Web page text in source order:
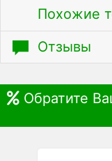
Похожие
Отзывы
Обратите